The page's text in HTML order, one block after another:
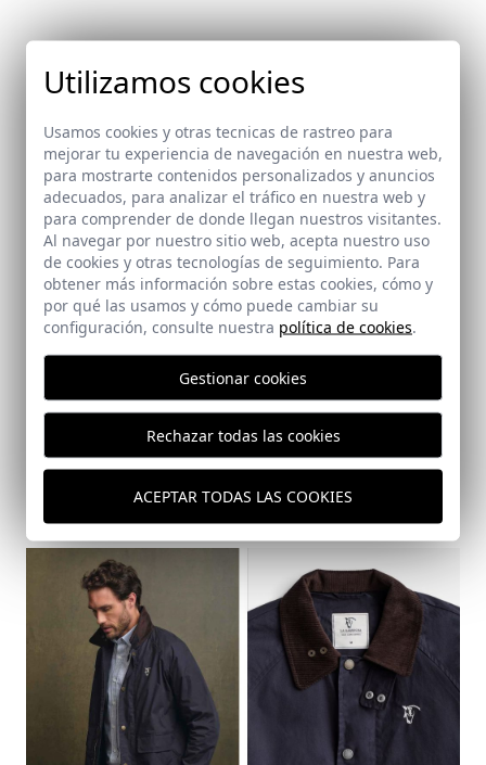
Prendas imprescindibles en
azul marino
A la hora decombinar el azul marino para hombre,hay
ciertas prendas de exteriorque no pueden faltar en tu
armario:
Chaqueta efecto encerado azul
marino
Esta prenda combina perfectamente funcionalidad y estilo.
Ideal para salidas casuales o para protegerte del frío en los
días más frescos. Además, su acabado encerado aporta un
toque moderno y diferente a la clásica chaqueta azul
marino.
Utilizamos cookies
Usamos cookies y otras tecnicas de rastreo para
mejorar tu experiencia de navegación en nuestra web,
para mostrarte contenidos personalizados y anuncios
adecuados, para analizar el tráfico en nuestra web y
para comprender de donde llegan nuestros visitantes.
Al navegar por nuestro sitio web, acepta nuestro uso
de cookies y otras tecnologías de seguimiento. Para
obtener más información sobre estas cookies, cómo y
por qué las usamos y cómo puede cambiar su
configuración, consulte nuestra política de cookies.
Gestionar cookies
Rechazar todas las cookies
ACEPTAR TODAS LAS COOKIES